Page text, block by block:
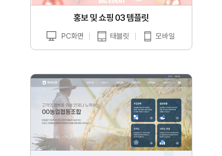
홍보 및 쇼핑 03 템플릿
PC화면 태블릿 모바일